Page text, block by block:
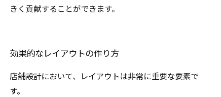
きく貢献することができます。
効果的なレイアウトの作り方
店舗設計において、レイアウトは非常に重要な要素で
す。